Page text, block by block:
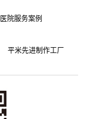
医院服务案例
平米先进制作工厂